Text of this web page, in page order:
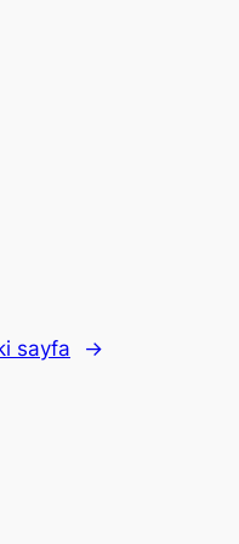
sayfa →